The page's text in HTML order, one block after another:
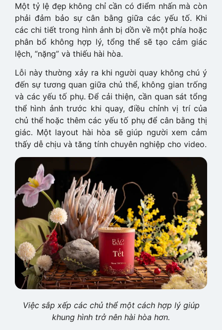
Một tỷ lệ đẹp không chỉ cần có điểm nhấn mà còn
phải đảm bảo sự cân bằng giữa các yếu tố. Khi
các chi tiết trong hình ảnh bị dồn về một phía hoặc
phân bổ không hợp lý, tổng thể sẽ tạo cảm giác
lệch, “nặng” và thiếu hài hòa.
Lỗi này thường xảy ra khi người quay không chú ý
đến sự tương quan giữa chủ thể, không gian trống
và các yếu tố phụ. Để cải thiện, cần quan sát tổng
thể hình ảnh trước khi quay, điều chỉnh vị trí của
chủ thể hoặc thêm các yếu tố phụ để cân bằng thị
giác. Một layout hài hòa sẽ giúp người xem cảm
thấy dễ chịu và tăng tính chuyên nghiệp cho video.
Việc sắp xếp các chủ thể một cách hợp lý giúp
khung hình trở nên hài hòa hơn.